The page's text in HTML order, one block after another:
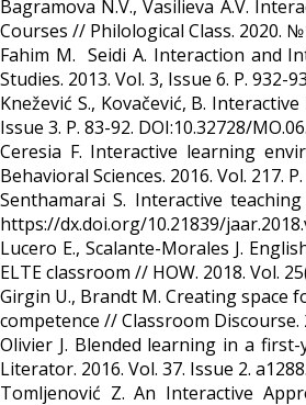
Bagramova N.V., Vasilieva A.V.
Courses // Philological Class. 2020.
Fahim M. Seidi A. Interaction and
Studies. 2013. Vol. 3, Issue 6. P. 932-
Knežević S., Kovačević, B.
Issue 3. P. 83-92. DOI:10.32728/
Ceresia F. Interactive learning
Behavioral Sciences. 2016. Vol. 217.
Senthamarai S. Interactive
https://dx.doi.org/10.21839/
Lucero E., Scalante-Morales J.
ELTE classroom // HOW. 2018. Vol.
Girgin U., Brandt M. Creating space
competence // Classroom Discourse.
Olivier J. Blended learning in a
Literator. 2016. Vol. 37. Issue 2.
Tomljenović Z. An Interactive